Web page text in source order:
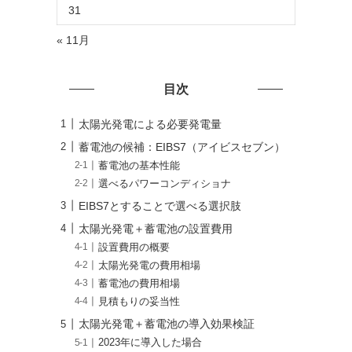
31
« 11月
目次
太陽光発電による必要発電量
蓄電池の候補：EIBS7（アイビスセブン）
蓄電池の基本性能
選べるパワーコンディショナ
EIBS7とすることで選べる選択肢
太陽光発電＋蓄電池の設置費用
設置費用の概要
太陽光発電の費用相場
蓄電池の費用相場
見積もりの妥当性
太陽光発電＋蓄電池の導入効果検証
2023年に導入した場合